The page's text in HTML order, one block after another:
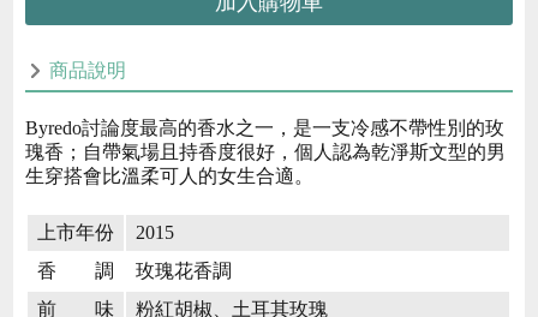
商品說明
Byredo討論度最高的香水之一，是一支冷感不帶性別的玫
瑰香；自帶氣場且持香度很好，個人認為乾淨斯文型的男
生穿搭會比溫柔可人的女生合適。
上市年份
2015
香 調
玫瑰花香調
前 味
粉紅胡椒、土耳其玫瑰